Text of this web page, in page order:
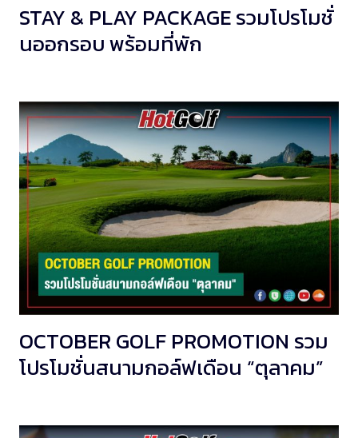
STAY & PLAY PACKAGE รวมโปรโมชั่
นออกรอบ พร้อมที่พัก
OCTOBER GOLF PROMOTION รวม
โปรโมชั่นสนามกอล์ฟเดือน “ตุลาคม”